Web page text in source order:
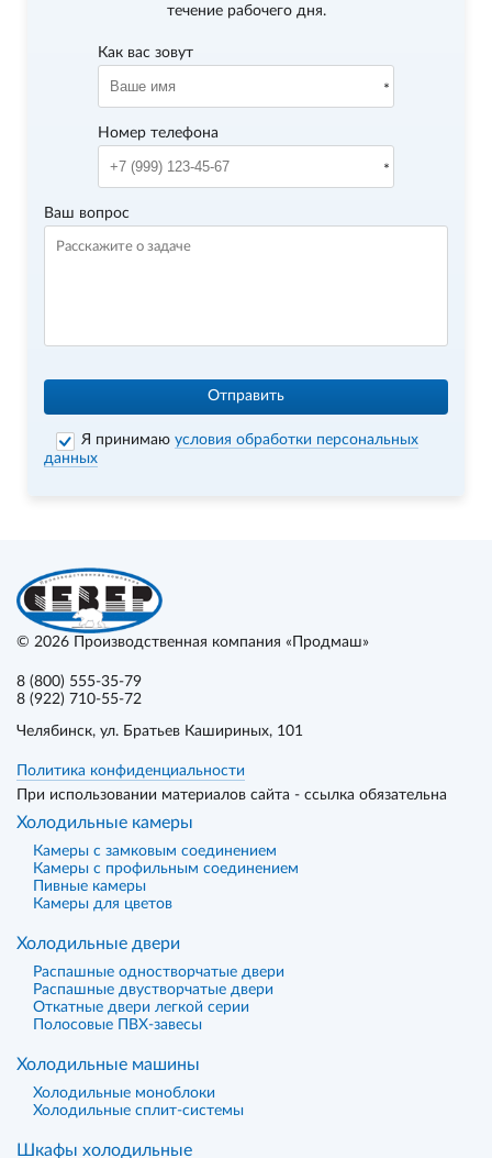
течение рабочего дня.
Как вас зовут
Номер телефона
Ваш вопрос
Отправить
Я принимаюусловия обработки персональных
данных
© 2026 Производственная компания «Продмаш»
8 (800) 555-35-79
8 (922) 710-55-72
Челябинск, ул. Братьев Кашириных, 101
Политика конфиденциальности
При использовании материалов сайта - ссылка обязательна
Холодильные камеры
Камеры с замковым соединением
Камеры с профильным соединением
Пивные камеры
Камеры для цветов
Холодильные двери
Распашные одностворчатые двери
Распашные двустворчатые двери
Откатные двери легкой серии
Полосовые ПВХ-завесы
Холодильные машины
Холодильные моноблоки
Холодильные сплит-системы
Шкафы холодильные